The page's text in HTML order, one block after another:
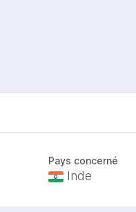
Pays concerné
Inde